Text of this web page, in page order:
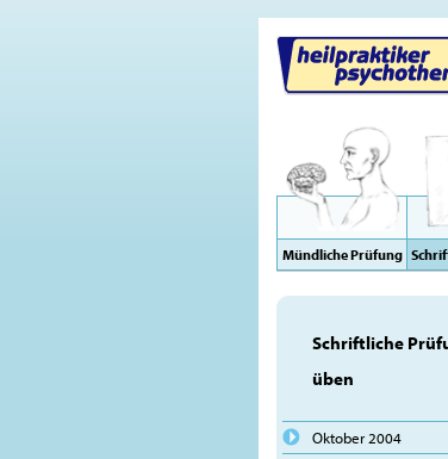
Mündliche Prüfung
Schriftliche
üben
Oktober 2004